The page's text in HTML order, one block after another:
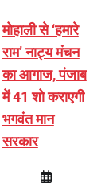
मोहाली से ‘हमारे
राम’ नाट्य मंचन
का आगाज, पंजाब
में 41 शो कराएगी
भगवंत मान
सरकार